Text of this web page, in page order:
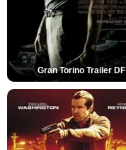
Gran Torino Trailer DF